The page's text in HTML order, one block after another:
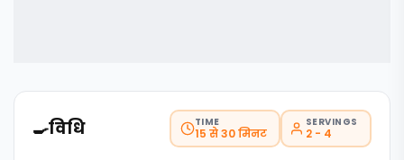
🍳विधि TIME
15 से 30 मिनट
SERVINGS
2 - 4